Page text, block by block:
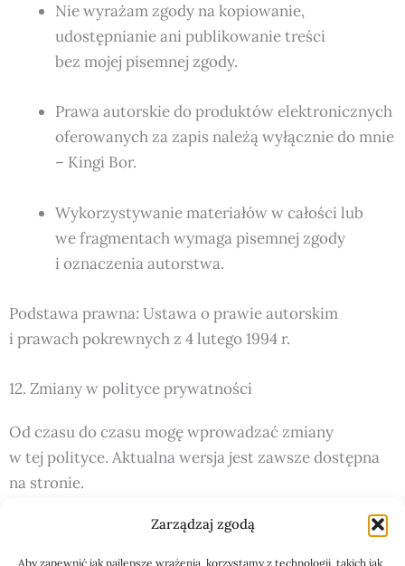
Zarządzaj zgodą
Aby zapewnić jak najlepsze wrażenia, korzystamy z technologii, takich jak
Nie wyrażam zgody na kopiowanie,
udostępnianie ani publikowanie treści
bez mojej pisemnej zgody.
Prawa autorskie do produktów elektronicznych
oferowanych za zapis należą wyłącznie do mnie
– Kingi Bor.
Wykorzystywanie materiałów w całości lub
we fragmentach wymaga pisemnej zgody
i oznaczenia autorstwa.
Podstawa prawna: Ustawa o prawie autorskim
i prawach pokrewnych z 4 lutego 1994 r.
12. Zmiany w polityce prywatności
Od czasu do czasu mogę wprowadzać zmiany
w tej polityce. Aktualna wersja jest zawsze dostępna
na stronie.
Korzystając z serwisu uczemedialnie.pl, akceptujesz
zasady opisane w niniejszej Polityce prywatności